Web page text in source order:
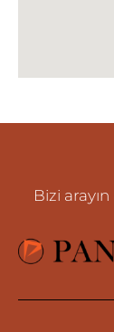
Bizi arayın